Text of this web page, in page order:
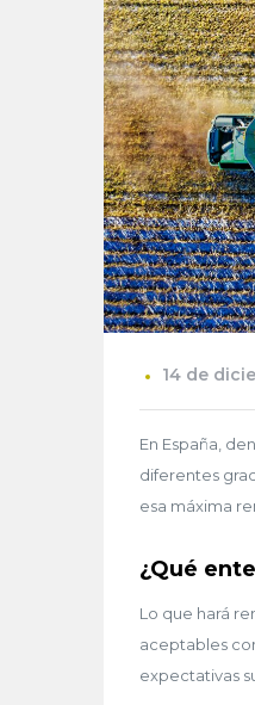
14 de
En España,
diferentes
esa máxima
¿Qué
Lo que hará
aceptables
expectativas